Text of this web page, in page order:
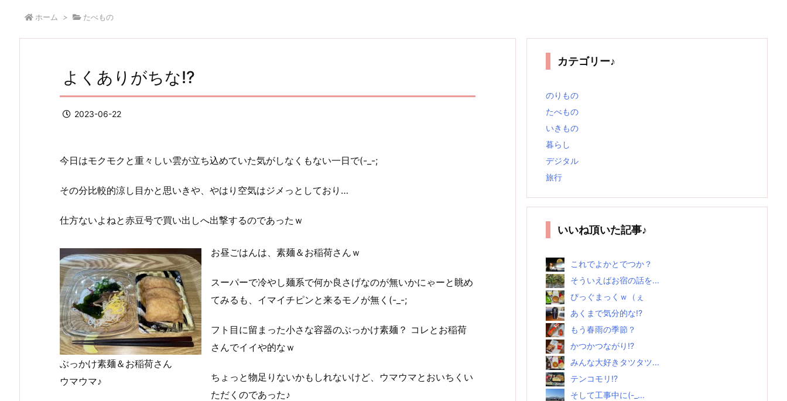
ホーム > たべもの
よくありがちな!?
2023-06-22
今日はモクモクと重々しい雲が立ち込めていた気がしなくもない一日で(-_-;
その分比較的涼し目かと思いきや、やはり空気はジメっとしており…
仕方ないよねと赤豆号で買い出しへ出撃するのであったｗ
ぶっかけ素麺＆お稲荷さん
ウマウマ♪
お昼ごはんは、素麺＆お稲荷さんｗ
スーパーで冷やし麺系で何か良さげなのが無いかにゃーと眺め
てみるも、イマイチピンと来るモノが無く(-_-;
フト目に留まった小さな容器のぶっかけ素麺？ コレとお稲荷
さんでイイや的なｗ
ちょっと物足りないかもしれないけど、ウマウマとおいちくい
ただくのであった♪
カテゴリー♪
のりもの
たべもの
いきもの
暮らし
デジタル
旅行
いいね頂いた記事♪
これでよかとでつか？
そういえばお宿の話を...
ぴっぐまっくｗ（ぇ
あくまで気分的な!?
もう春雨の季節？
かつかつながり!?
みんな大好きタツタツ...
テンコモリ!?
そして工事中に(-_...